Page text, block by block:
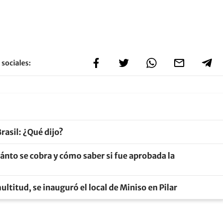
¿Qué dijo?
se cobra y cómo saber si fue aprobada la
se inauguró el local de Miniso en Pilar